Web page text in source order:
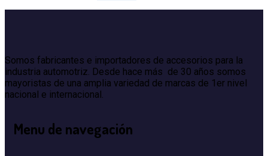
Somos fabricantes e importadores de accesorios para la
industria automotriz. Desde hace más de 30 años somos
mayoristas de una amplia variedad de marcas de 1er nivel
nacional e internacional.
Menu de navegación